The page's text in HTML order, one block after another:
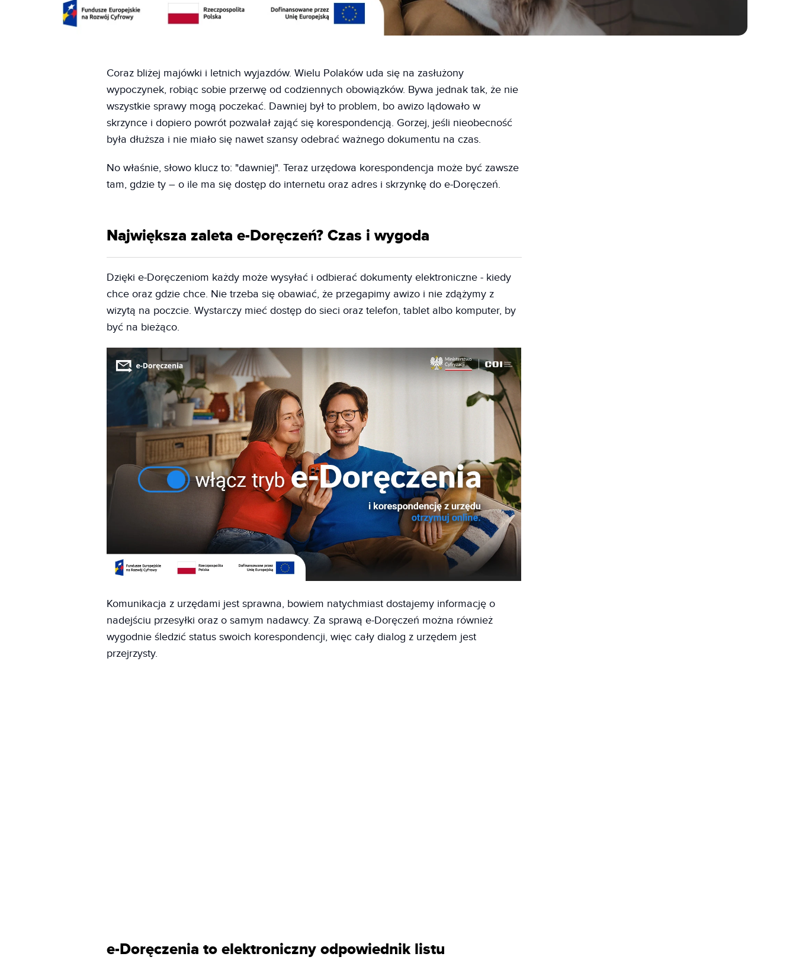
Coraz bliżej majówki i letnich wyjazdów. Wielu Polaków uda się na zasłużony
wypoczynek, robiąc sobie przerwę od codziennych obowiązków. Bywa jednak tak, że nie
wszystkie sprawy mogą poczekać. Dawniej był to problem, bo awizo lądowało w
skrzynce i dopiero powrót pozwalał zająć się korespondencją. Gorzej, jeśli nieobecność
była dłuższa i nie miało się nawet szansy odebrać ważnego dokumentu na czas.
No właśnie, słowo klucz to: "dawniej". Teraz urzędowa korespondencja może być zawsze
tam, gdzie ty – o ile ma się dostęp do internetu oraz adres i skrzynkę do e-Doręczeń.
Największa zaleta e-Doręczeń? Czas i wygoda
Dzięki e-Doręczeniom każdy może wysyłać i odbierać dokumenty elektroniczne - kiedy
chce oraz gdzie chce. Nie trzeba się obawiać, że przegapimy awizo i nie zdążymy z
wizytą na poczcie. Wystarczy mieć dostęp do sieci oraz telefon, tablet albo komputer, by
być na bieżąco.
Komunikacja z urzędami jest sprawna, bowiem natychmiast dostajemy informację o
nadejściu przesyłki oraz o samym nadawcy. Za sprawą e-Doręczeń można również
wygodnie śledzić status swoich korespondencji, więc cały dialog z urzędem jest
przejrzysty.
e-Doręczenia to elektroniczny odpowiednik listu